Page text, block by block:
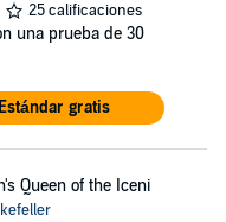
25 calificaciones
una prueba de 30
gratis
Queen of the Iceni